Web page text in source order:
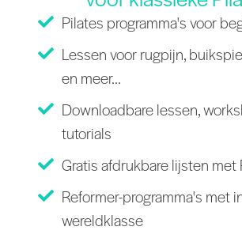
Pilates programma's voor
Lessen voor rugpijn,
en meer...
Downloadbare lessen,
tutorials
Gratis afdrukbare lijsten met
Reformer-programma's met
wereldklasse